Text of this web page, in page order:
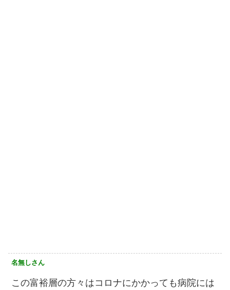
名無しさん
この富裕層の方々はコロナにかかっても病院には